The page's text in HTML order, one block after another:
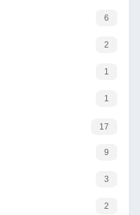
6
2
1
1
17
9
3
2